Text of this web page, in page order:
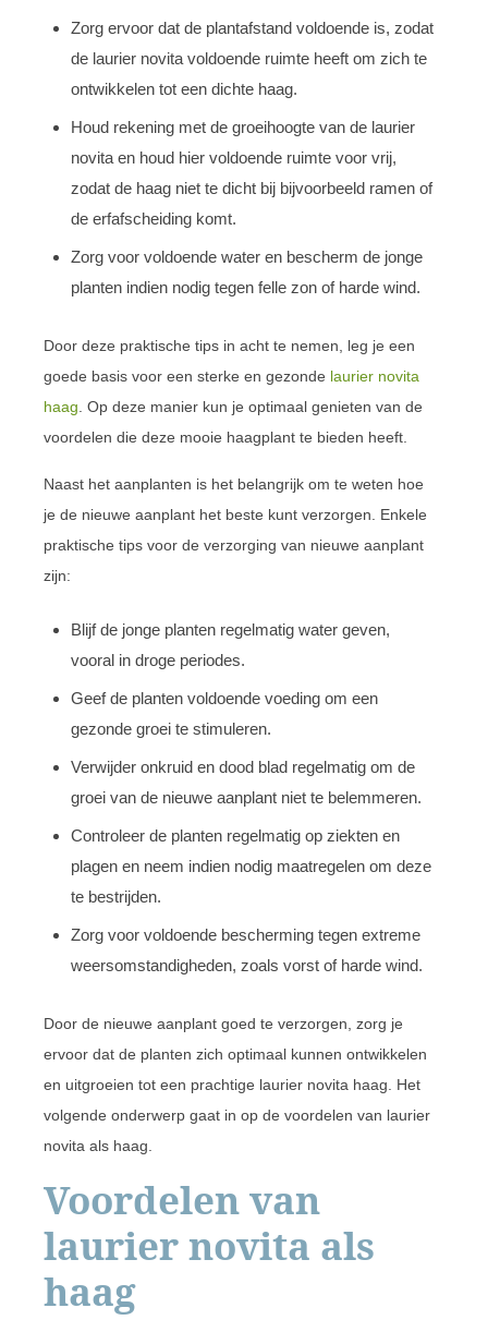
Zorg ervoor dat de plantafstand voldoende is, zodat
de laurier novita voldoende ruimte heeft om zich te
ontwikkelen tot een dichte haag.
Houd rekening met de groeihoogte van de laurier
novita en houd hier voldoende ruimte voor vrij,
zodat de haag niet te dicht bij bijvoorbeeld ramen of
de erfafscheiding komt.
Zorg voor voldoende water en bescherm de jonge
planten indien nodig tegen felle zon of harde wind.
Door deze praktische tips in acht te nemen, leg je een
goede basis voor een sterke en gezonde laurier novita
haag . Op deze manier kun je optimaal genieten van de
voordelen die deze mooie haagplant te bieden heeft.
Naast het aanplanten is het belangrijk om te weten hoe
je de nieuwe aanplant het beste kunt verzorgen. Enkele
praktische tips voor de verzorging van nieuwe aanplant
zijn:
Blijf de jonge planten regelmatig water geven,
vooral in droge periodes.
Geef de planten voldoende voeding om een
gezonde groei te stimuleren.
Verwijder onkruid en dood blad regelmatig om de
groei van de nieuwe aanplant niet te belemmeren.
Controleer de planten regelmatig op ziekten en
plagen en neem indien nodig maatregelen om deze
te bestrijden.
Zorg voor voldoende bescherming tegen extreme
weersomstandigheden, zoals vorst of harde wind.
Door de nieuwe aanplant goed te verzorgen, zorg je
ervoor dat de planten zich optimaal kunnen ontwikkelen
en uitgroeien tot een prachtige laurier novita haag. Het
volgende onderwerp gaat in op de voordelen van laurier
novita als haag.
Voordelen van
laurier novita als
haag